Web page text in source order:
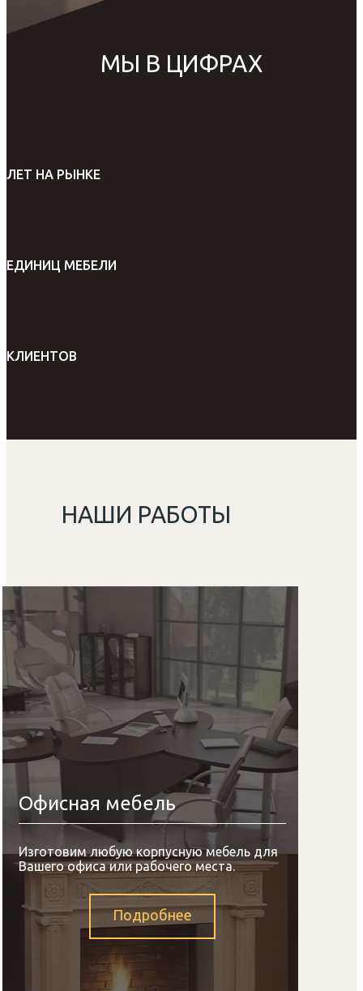
МЫ В ЦИФРАХ
ЛЕТ НА РЫНКЕ
ЕДИНИЦ МЕБЕЛИ
КЛИЕНТОВ
НАШИ РАБОТЫ
Офисная мебель
Изготовим любую корпусную мебель для
Вашего офиса или рабочего места.
Подробнее